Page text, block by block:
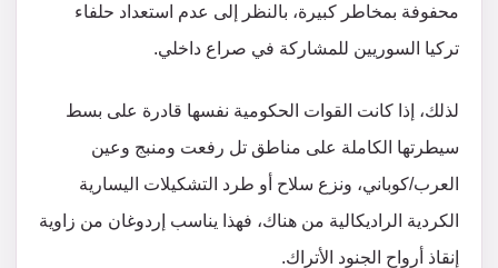
محفوفة بمخاطر كبيرة، بالنظر إلى عدم استعداد حلفاء
تركيا السوريين للمشاركة في صراع داخلي.
لذلك، إذا كانت القوات الحكومية نفسها قادرة على بسط
سيطرتها الكاملة على مناطق تل رفعت ومنبج وعين
العرب/كوباني، ونزع سلاح أو طرد التشكيلات اليسارية
الكردية الراديكالية من هناك، فهذا يناسب إردوغان من زاوية
إنقاذ أرواح الجنود الأتراك.